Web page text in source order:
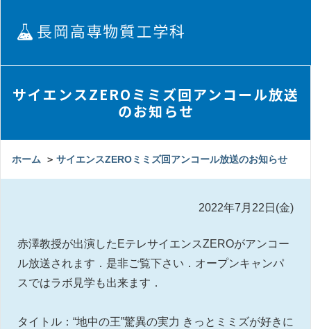
サイエンスZEROミミズ回アンコール放送
のお知らせ
ホーム ＞ サイエンスZEROミミズ回アンコール放送のお知らせ
2022年7月22日(金)
赤澤教授が出演したEテレサイエンスZEROがアンコー
ル放送されます．是非ご覧下さい．オープンキャンパ
スではラボ見学も出来ます．
タイトル：“地中の王”驚異の実力 きっとミミズが好きに